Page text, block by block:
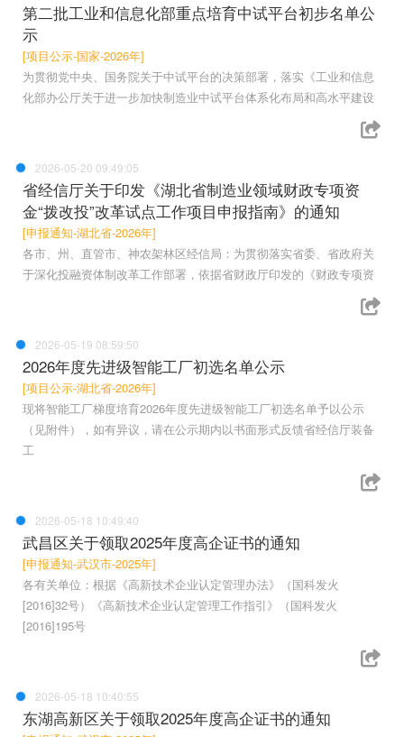
第二批工业和信息化部重点培育中试平台初步名单公
示
[项目公示-国家-2026年]
为贯彻党中央、国务院关于中试平台的决策部署，落实《工业和信息
化部办公厅关于进一步加快制造业中试平台体系化布局和高水平建设
2026-05-20 09:49:05
省经信厅关于印发《湖北省制造业领域财政专项资
金“拨改投”改革试点工作项目申报指南》的通知
[申报通知-湖北省-2026年]
各市、州、直管市、神农架林区经信局：为贯彻落实省委、省政府关
于深化投融资体制改革工作部署，依据省财政厅印发的《财政专项资
2026-05-19 08:59:50
2026年度先进级智能工厂初选名单公示
[项目公示-湖北省-2026年]
现将智能工厂梯度培育2026年度先进级智能工厂初选名单予以公示
（见附件），如有异议，请在公示期内以书面形式反馈省经信厅装备
工
2026-05-18 10:49:40
武昌区关于领取2025年度高企证书的通知
[申报通知-武汉市-2025年]
各有关单位：根据《高新技术企业认定管理办法》（国科发火
[2016]32号）《高新技术企业认定管理工作指引》（国科发火
[2016]195号
2026-05-18 10:40:55
东湖高新区关于领取2025年度高企证书的通知